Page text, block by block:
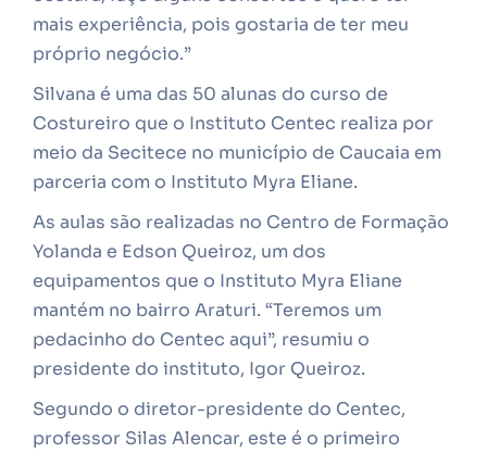
mais experiência, pois gostaria de ter meu
próprio negócio.”
Silvana é uma das 50 alunas do curso de
Costureiro que o Instituto Centec realiza por
meio da Secitece no município de Caucaia em
parceria com o Instituto Myra Eliane.
As aulas são realizadas no Centro de Formação
Yolanda e Edson Queiroz, um dos
equipamentos que o Instituto Myra Eliane
mantém no bairro Araturi. “Teremos um
pedacinho do Centec aqui”, resumiu o
presidente do instituto, Igor Queiroz.
Segundo o diretor-presidente do Centec,
professor Silas Alencar, este é o primeiro